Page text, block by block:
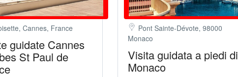
Cannes, France
guidate Cannes
St Paul de
Pont Sainte-Dévote, 98000
Monaco
Visita guidata a piedi di
Monaco